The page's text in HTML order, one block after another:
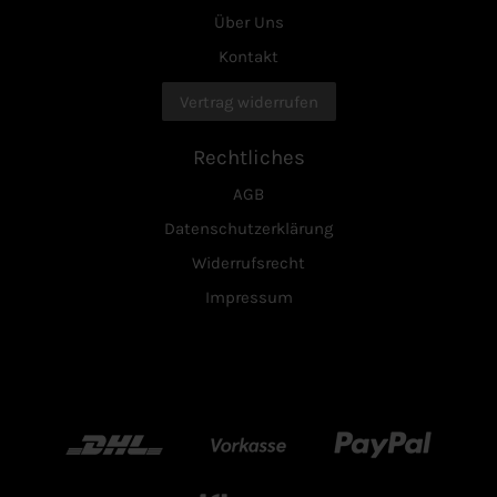
Über Uns
Kontakt
Vertrag widerrufen
Rechtliches
AGB
Datenschutzerklärung
Widerrufsrecht
Impressum
DHL Vorkasse Paypal